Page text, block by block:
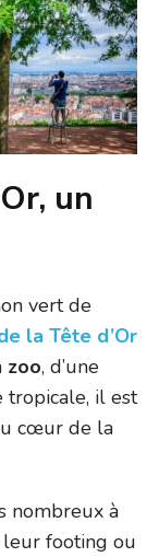
un
vert de
la Tête d’Or
zoo, d’une
tropicale, il est
cœur de la
nombreux à
leur footing ou